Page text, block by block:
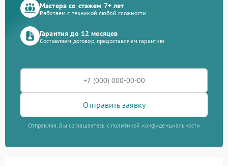
Мастера со стажем 7+ лет
Работаем с техникой любой сложности
Гарантия до 12 месяцев
Составляем договор, предоставляем гарантию
Отправить заявку
Отправляя, Вы соглашаетесь с политикой конфиденциальности